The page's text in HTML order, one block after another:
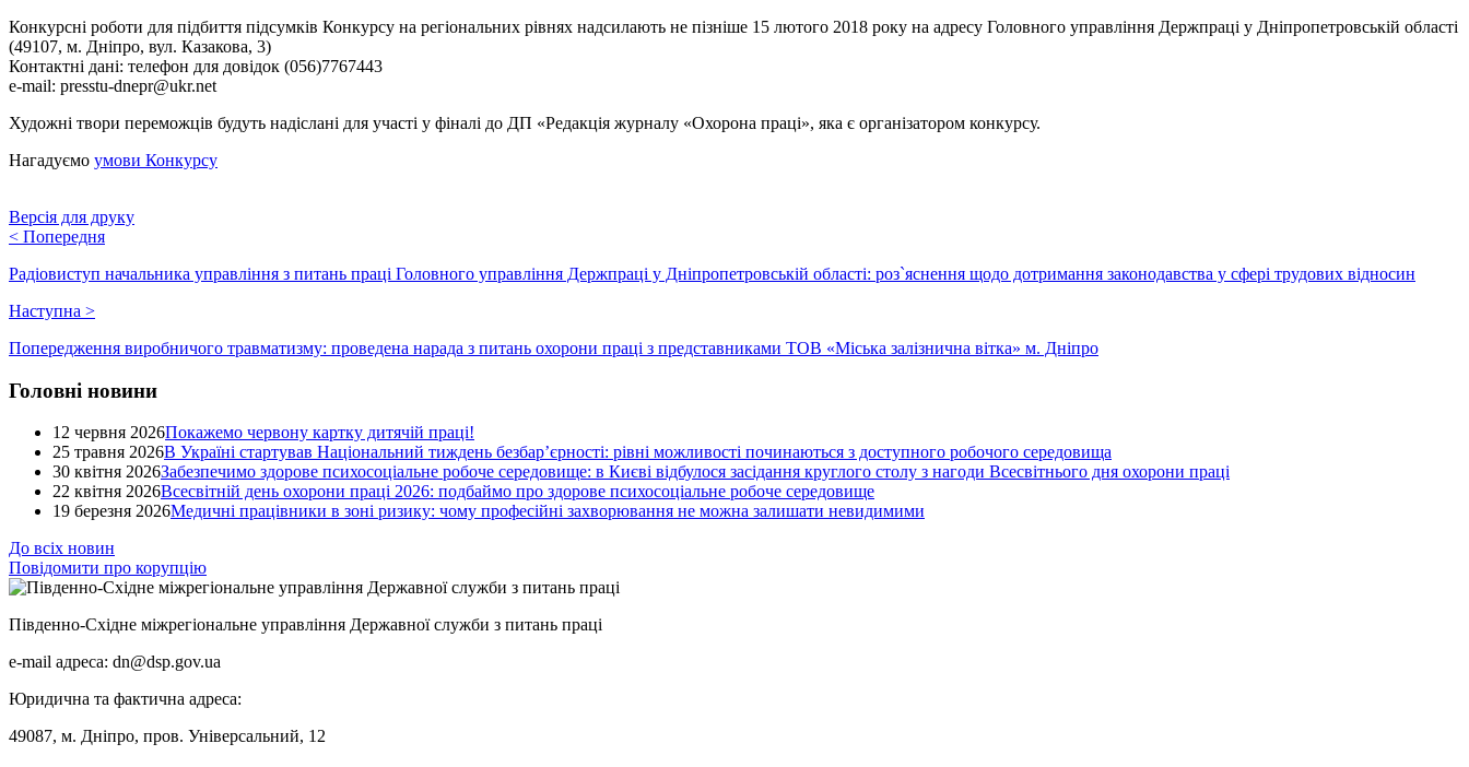
Конкурсні роботи для підбиття підсумків Конкурсу на регіональних рівнях надсилають не пізніше 15 лютого 2018 року на адресу Головного управління Держпраці у Дніпропетровській області
(49107, м. Дніпро, вул. Казакова, 3)
Контактні дані: телефон для довідок (056)7767443
е-mail: presstu-dnepr@ukr.net
Художні твори переможців будуть надіслані для участі у фіналі до ДП «Редакція журналу «Охорона праці», яка є організатором конкурсу.
Нагадуємо умови Конкурсу
Версія для друку
< Попередня
Радіовиступ начальника управління з питань праці Головного управління Держпраці у Дніпропетровській області: роз`яснення щодо дотримання законодавства у сфері трудових відносин
Наступна >
Попередження виробничого травматизму: проведена нарада з питань охорони праці з представниками ТОВ «Міська залізнична вітка» м. Дніпро
Головні новини
12 червня 2026Покажемо червону картку дитячій праці!
25 травня 2026В Україні стартував Національний тиждень безбар’єрності: рівні можливості починаються з доступного робочого середовища
30 квітня 2026Забезпечимо здорове психосоціальне робоче середовище: в Києві відбулося засідання круглого столу з нагоди Всесвітнього дня охорони праці
22 квітня 2026Всесвітній день охорони праці 2026: подбаймо про здорове психосоціальне робоче середовище
19 березня 2026Медичні працівники в зоні ризику: чому професійні захворювання не можна залишати невидимими
До всіх новин
Повідомити про корупцію
Південно-Східне міжрегіональне управління Державної служби з питань праці
e-mail адреса: dn@dsp.gov.ua
Юридична та фактична адреса:
49087, м. Дніпро, пров. Універсальний, 12